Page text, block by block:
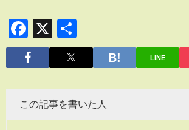
Facebook
X
有
LINE
この記事を書いた人